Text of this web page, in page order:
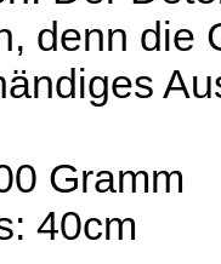
denn die
Gramm
40cm